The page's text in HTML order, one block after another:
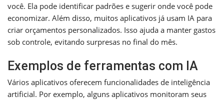
você. Ela pode identificar padrões e sugerir onde você pode
economizar. Além disso, muitos aplicativos já usam IA para
criar orçamentos personalizados. Isso ajuda a manter gastos
sob controle, evitando surpresas no final do mês.
Exemplos de ferramentas com IA
Vários aplicativos oferecem funcionalidades de inteligência
artificial. Por exemplo, alguns aplicativos monitoram seus